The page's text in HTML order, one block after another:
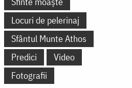
Locuri de pelerinaj
Sfântul Munte Athos
Predici
Video
Fotografii